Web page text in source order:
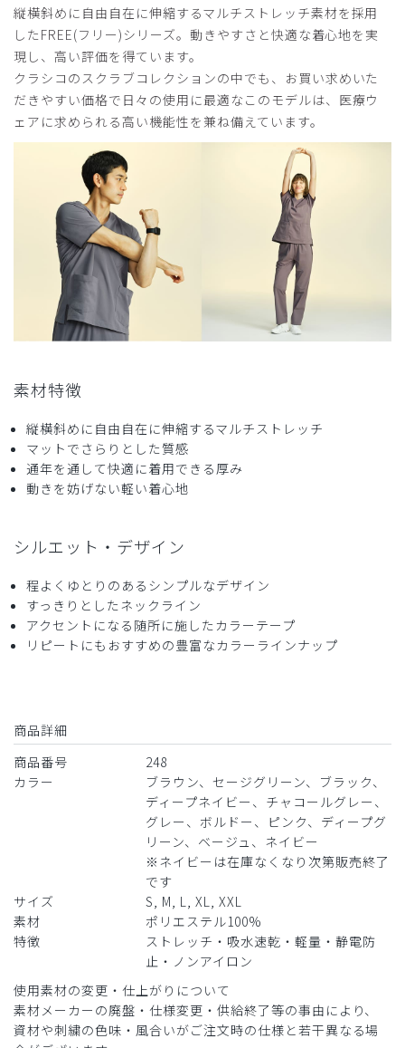
開業医様
購入確認済み
年齢:60代 身長:171-175cm
サイズ感小さめ
大きめ
ストレッチ感 よく伸びる
伸びない
厚さ
とても薄い 厚い
刺繍代込みでもう少しリーズナブルであれば頻繁に買い替え
商品： 248メンズ:スクラブトップス・FREE/ディープネ
イビー/L
役に立った 0
Dr.パパ様
購入確認済み
年齢:40代 身長:171-175cm 体重:71-75kg
サイズ感小さめ
ストレッチ感 よく伸びる
厚さとても薄い
商品：248メンズ:スクラブトップス・FREE/ディープネ
役に立った 0
購入確認済み
年齢:60代 161-165cm
サイズ感
大きめ
よく伸びる
伸びない
厚い
思ったより赤みが強かった点が想像と異なりました。
248メンズ:スクラブトップス・FREE/チャコール
たつみ様
2026-06-24
縦横斜めに自由自在に伸縮するマルチストレッチ素材を採用
したFREE(フリー)シリーズ。動きやすさと快適な着心地を実
現し、高い評価を得ています。
クラシコのスクラブコレクションの中でも、お買い求めいた
だきやすい価格で日々の使用に最適なこのモデルは、医療ウ
ェアに求められる高い機能性を兼ね備えています。
素材特徴
縦横斜めに自由自在に伸縮するマルチストレッチ
マットでさらりとした質感
通年を通して快適に着用できる厚み
動きを妨げない軽い着心地
シルエット・デザイン
程よくゆとりのあるシンプルなデザイン
すっきりとしたネックライン
アクセントになる随所に施したカラーテープ
リピートにもおすすめの豊富なカラーラインナップ
商品詳細
商品番号
248
カラー
ブラウン、セージグリーン、ブラック、
ディープネイビー、チャコールグレー、
グレー、ボルドー、ピンク、ディープグ
リーン、ベージュ、ネイビー
※ネイビーは在庫なくなり次第販売終了
です
サイズ
S, M, L, XL, XXL
素材
ポリエステル100%
特徴
ストレッチ・吸水速乾・軽量・静電防
止・ノンアイロン
使用素材の変更・仕上がりについて
素材メーカーの廃盤・仕様変更・供給終了等の事由により、
資材や刺繍の色味・風合いがご注文時の仕様と若干異なる場